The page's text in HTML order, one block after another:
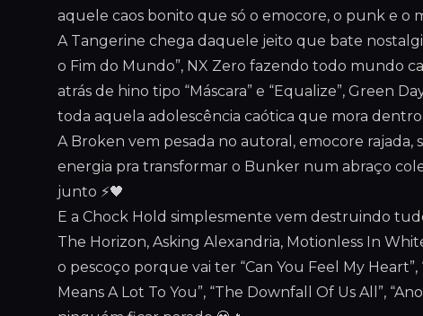
aquele caos bonito que só o emocore, o punk e o
A Tangerine chega daquele jeito que bate
o Fim do Mundo”, NX Zero fazendo todo mundo
atrás de hino tipo “Máscara” e “Equalize”, Green
toda aquela adolescência caótica que mora
A Broken vem pesada no autoral, emocore
energia pra transformar o Bunker num abraço
junto ⚡🖤
E a Chock Hold simplesmente vem destruindo
The Horizon, Asking Alexandria, Motionless In
o pescoço porque vai ter “Can You Feel My Heart”,
Means A Lot To You”, “The Downfall Of Us All”,